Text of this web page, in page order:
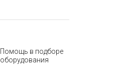
Помощь в подборе
оборудования